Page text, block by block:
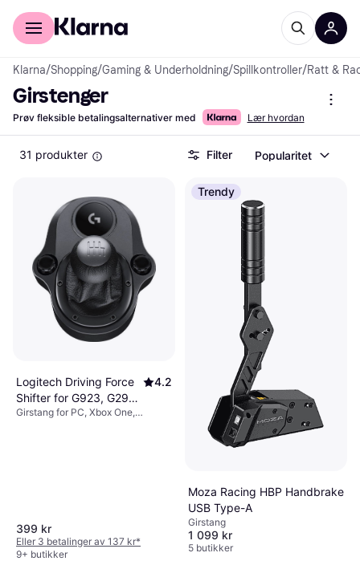
For kunder
Klarna/Shopping/Gaming & Underholdning/Spillkontroller/Ratt &
Girstenger
Prøv fleksible betalingsalternativer med Lær hvordan
31 produkter Filter Popularitet
Logitech Driving Force
Shifter for G923, G29
and G920
4.2
Girstang for PC, Xbox One,
399 kr
Eller 3 betalinger av 137 kr*
9+ butikker
Trendy
Moza Racing HBP Handbrake
USB Type-A
Girstang
1 099 kr
5 butikker